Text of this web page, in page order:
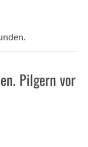
Pilgern vor